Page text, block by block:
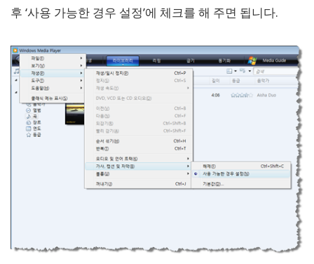
후 ‘사용 가능한 경우 설정’에 체크를 해 주면 됩니다.